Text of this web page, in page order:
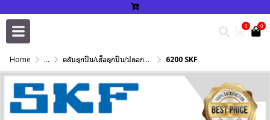
0 0
Home ... ตลับลูกปืน/เสื้อลูกปืน/ปลอกปรับเพลา/แหวนกำหนด/เพลาฮาร์ดโครม 6200 SKF